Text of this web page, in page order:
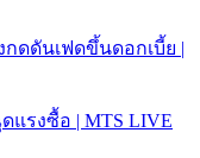
ดดันเฟดขึ้นดอกเบี้ย |
แรงซื้อ | MTS LIVE